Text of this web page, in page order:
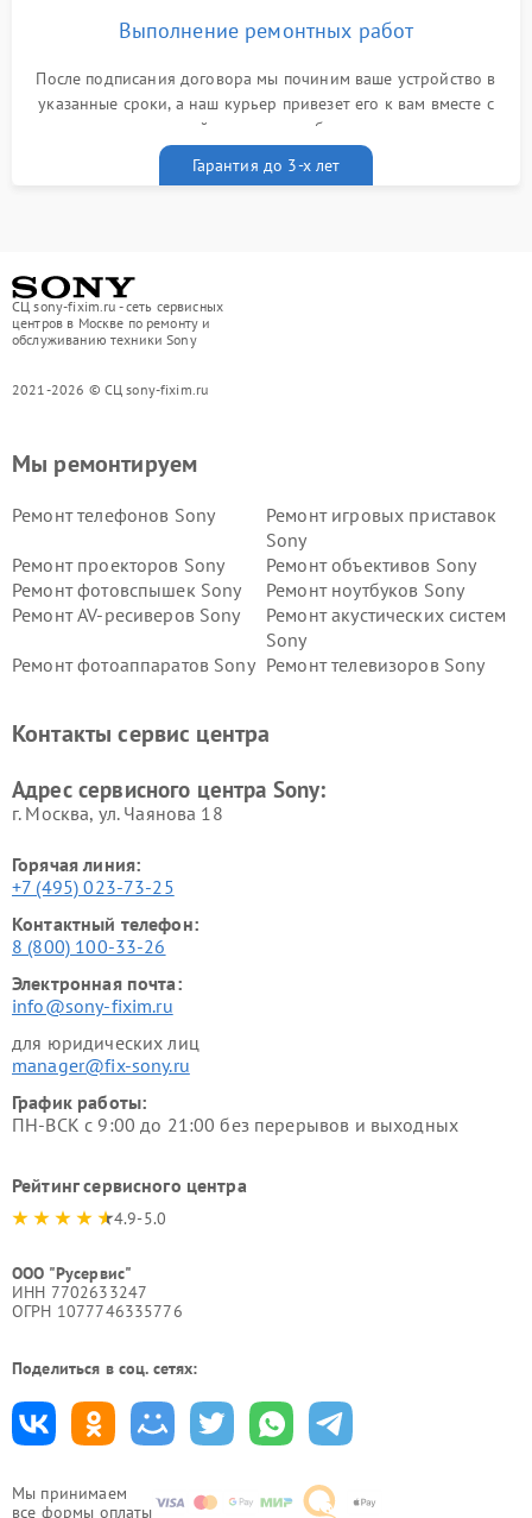
Выполнение ремонтных работ
После подписания договора мы починим ваше устройство в
указанные сроки, а наш курьер привезет его к вам вместе с
гарантийным талоном бесплатно
Гарантия до 3-х лет
СЦ sony-fixim.ru - сеть сервисных
центров в Москве по ремонту и
обслуживанию техники Sony
2021-2026 © СЦ sony-fixim.ru
Мы принимаем
все формы оплаты
Мы ремонтируем
Ремонт телефонов Sony
Ремонт игровых приставок
Sony
Ремонт проекторов Sony
Ремонт объективов Sony
Ремонт фотовспышек Sony
Ремонт ноутбуков Sony
Ремонт AV-ресиверов Sony
Ремонт акустических систем
Sony
Ремонт фотоаппаратов Sony Ремонт телевизоров Sony
Контакты сервис центра
Адрес сервисного центра Sony:
г. Москва, ул. Чаянова 18
Горячая линия:
+7 (495) 023-73-25
Контактный телефон:
8 (800) 100-33-26
Электронная почта:
info@sony-fixim.ru
для юридических лиц
manager@fix-sony.ru
График работы:
ПН-ВСК с 9:00 до 21:00 без перерывов и выходных
Рейтинг сервисного центра
4.9-5.0
ООО "Русервис"
ИНН 7702633247
ОГРН 1077746335776
Поделиться в соц. сетях: